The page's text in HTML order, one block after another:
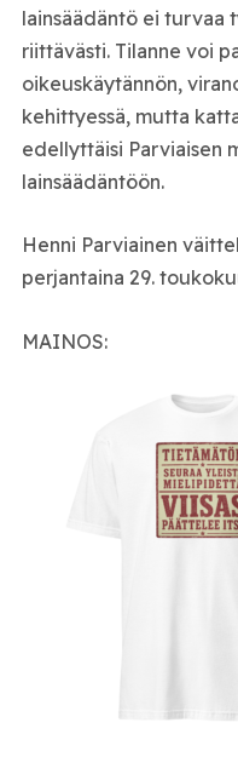
lainsäädäntö ei turvaa
riittävästi. Tilanne voi
oikeuskäytännön,
kehittyessä, mutta
edellyttäisi Parviaisen
lainsäädäntöön.
Henni Parviainen
perjantaina 29.
MAINOS: